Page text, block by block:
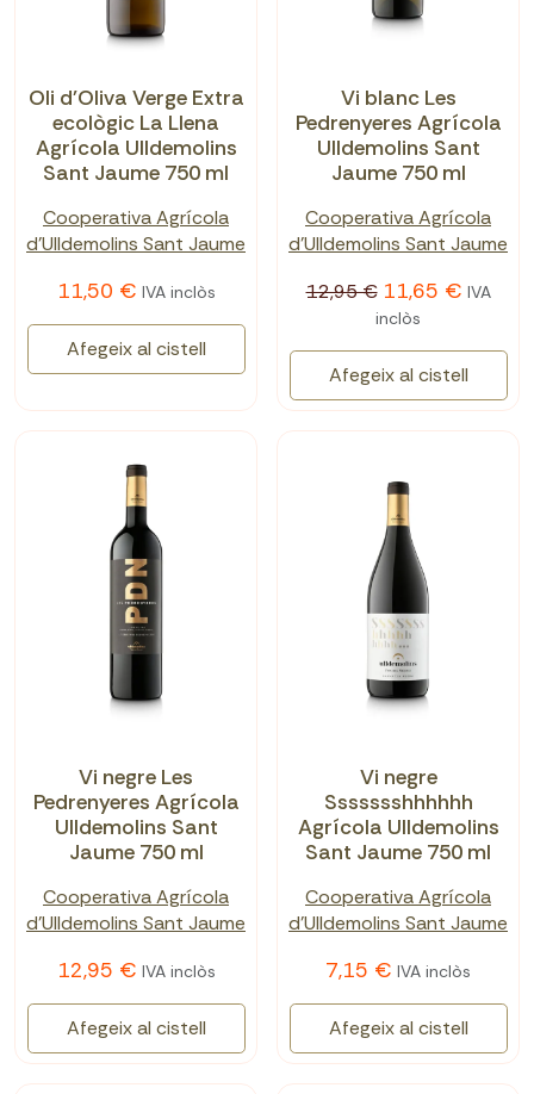
Oli d'Oliva Verge Extra
ecològic La Llena
Agrícola Ulldemolins
Sant Jaume 750 ml
Cooperativa Agrícola
d'Ulldemolins Sant Jaume
11,50 € IVA inclòs
Afegeix al cistell
Vi blanc Les
Pedrenyeres Agrícola
Ulldemolins Sant
Jaume 750 ml
Cooperativa Agrícola
d'Ulldemolins Sant Jaume
12,95 € 11,65 € IVA
inclòs
Afegeix al cistell
Vi negre Les
Pedrenyeres Agrícola
Ulldemolins Sant
Jaume 750 ml
Cooperativa Agrícola
d'Ulldemolins Sant Jaume
12,95 € IVA inclòs
Afegeix al cistell
Vi negre
Ssssssshhhhhh
Agrícola Ulldemolins
Sant Jaume 750 ml
Cooperativa Agrícola
d'Ulldemolins Sant Jaume
7,15 € IVA inclòs
Afegeix al cistell